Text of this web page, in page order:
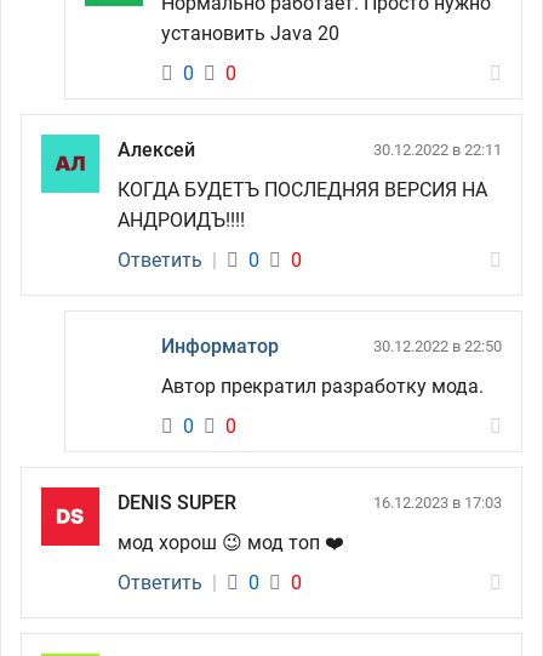
установить Java 20
0
0
Алексей 30.12.2022 в 22:11
КОГДА БУДЕТЪ ПОСЛЕДНЯЯ ВЕРСИЯ НА
АНДРОИДЪ!!!!
Ответить | 0 0
Информатор 30.12.2022 в 22:50
Автор прекратил разработку мода.
0
0
DENIS SUPER 16.12.2023 в 17:03
мод хорош 😉 мод топ ❤️
Ответить | 0 0